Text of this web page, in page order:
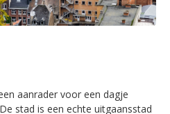
aanrader voor een dagje
stad is een echte uitgaansstad